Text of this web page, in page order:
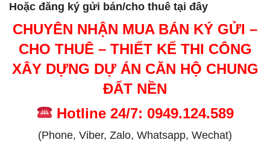
Hoặc đăng ký gửi bán/cho thuê tại đây
CHUYÊN NHẬN MUA BÁN KÝ GỬI –
CHO THUÊ – THIẾT KẾ THI CÔNG
XÂY DỰNG DỰ ÁN CĂN HỘ CHUNG
ĐẤT NỀN
Hotline 24/7: 0949.124.589
(Phone, Viber, Zalo, Whatsapp, Wechat)